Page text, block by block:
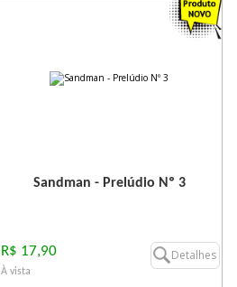
Sandman - Prelúdio Nº 3
R$ 17,90
À vista
Detalhes